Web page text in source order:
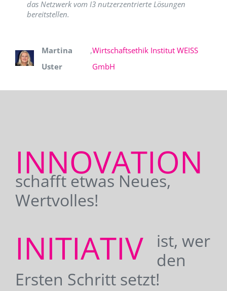
das Netzwerk vom I3 nutzerzentrierte Lösungen
bereitstellen.
Martina
Uster
,Wirtschaftsethik Institut WEISS
GmbH
INNOVATION
schafft etwas Neues,
Wertvolles!
INITIATIV
ist, wer
den
Ersten Schritt setzt!